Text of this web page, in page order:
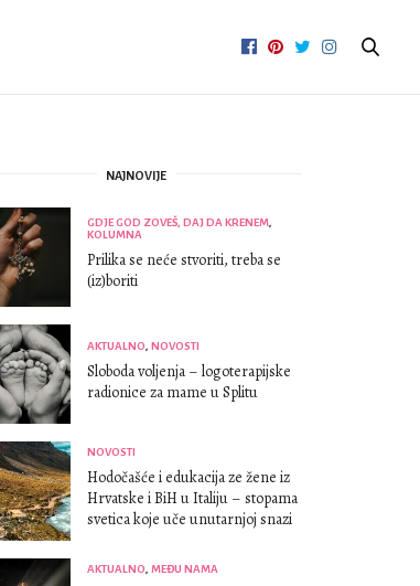
NAJNOVIJE
GDJE GOD ZOVEŠ, DAJ DA KRENEM,
KOLUMNA
Prilika se neće stvoriti, treba se
(iz)boriti
AKTUALNO, NOVOSTI
Sloboda voljenja – logoterapijske
radionice za mame u Splitu
NOVOSTI
Hodočašće i edukacija ze žene iz
Hrvatske i BiH u Italiju – stopama
svetica koje uče unutarnjoj snazi
AKTUALNO, MEĐU NAMA